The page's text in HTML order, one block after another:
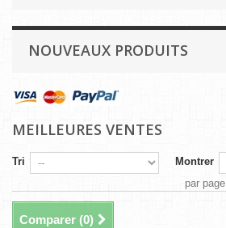
NOUVEAUX PRODUITS
MEILLEURES VENTES
Tri
Montrer
par page
Comparer (0)